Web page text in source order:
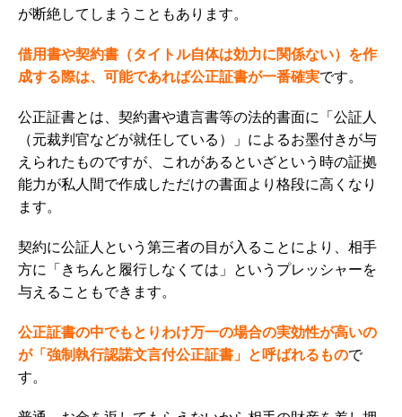
が断絶してしまうこともあります。
借用書や契約書（タイトル自体は効力に関係ない）を作
成する際は、可能であれば公正証書が一番確実です。
公正証書とは、契約書や遺言書等の法的書面に「公証人
（元裁判官などが就任している）」によるお墨付きが与
えられたものですが、これがあるといざという時の証拠
能力が私人間で作成しただけの書面より格段に高くなり
ます。
契約に公証人という第三者の目が入ることにより、相手
方に「きちんと履行しなくては」というプレッシャーを
与えることもできます。
公正証書の中でもとりわけ万一の場合の実効性が高いの
が「強制執行認諾文言付公正証書」 と呼ばれるもので
す。